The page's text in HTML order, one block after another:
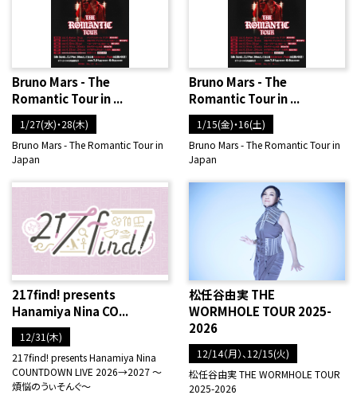
Bruno Mars - The
Romantic Tour in ...
1/27(水)・28(木)
Bruno Mars - The Romantic Tour in
Japan
Bruno Mars - The
Romantic Tour in ...
1/15(金)・16(土)
Bruno Mars - The Romantic Tour in
Japan
217find! presents
Hanamiya Nina CO...
12/31(木)
217find! presents Hanamiya Nina
COUNTDOWN LIVE 2026→2027 ～
煩悩のうぃそんぐ～
松任谷由実 THE
WORMHOLE TOUR 2025-
2026
12/14（月）、12/15(火)
松任谷由実 THE WORMHOLE TOUR
2025-2026